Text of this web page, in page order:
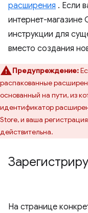
расширения . Если
интернет-магазине
инструкции для
вместо создания
Предупреждение:
распакованные
основанный на пути, из
идентификатор
Store, и ваша
действительна.
На странице